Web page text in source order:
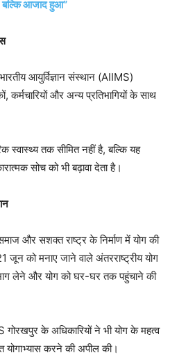
बल्कि आजाद हुआ”
आयुर्विज्ञान संस्थान (AIIMS)
कर्मचारियों और अन्य प्रतिभागियों के साथ
स्वास्थ्य तक सीमित नहीं है, बल्कि यह
सोच को भी बढ़ावा देता है।
और सशक्त राष्ट्र के निर्माण में योग की
जून को मनाए जाने वाले अंतरराष्ट्रीय योग
लेने और योग को घर-घर तक पहुंचाने की
के अधिकारियों ने भी योग के महत्व
योगाभ्यास करने की अपील की।